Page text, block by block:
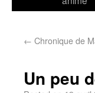
← Chronique de
Un peu